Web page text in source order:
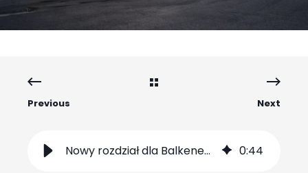
Previous Next
Nowy rozdział dla Balkenende 0:44